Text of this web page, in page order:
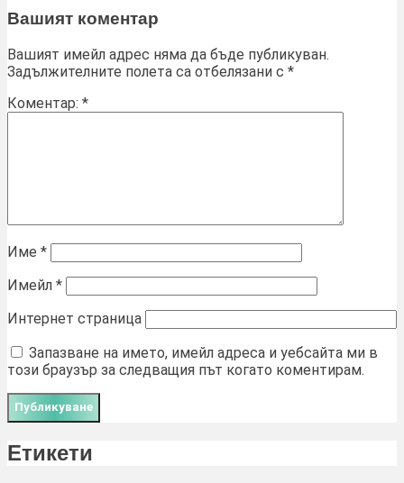
Вашият коментар
Вашият имейл адрес няма да бъде публикуван.
Задължителните полета са отбелязани с *
Коментар: *
Име *
Имейл *
Интернет страница
Запазване на името, имейл адреса и уебсайта ми в
този браузър за следващия път когато коментирам.
Етикети